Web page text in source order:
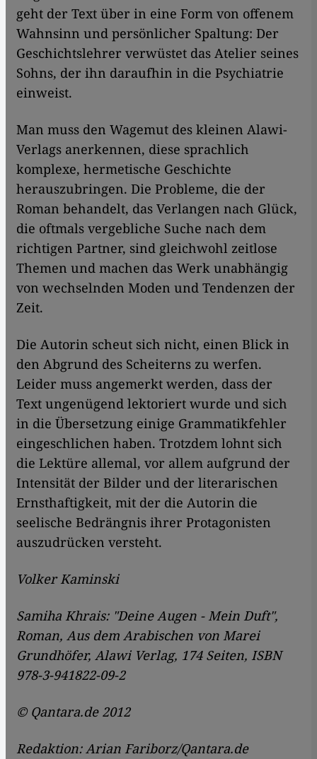
geht der Text über in eine Form von offenem
Wahnsinn und persönlicher Spaltung: Der
Geschichtslehrer verwüstet das Atelier seines
Sohns, der ihn daraufhin in die Psychiatrie
einweist.
Man muss den Wagemut des kleinen Alawi-
Verlags anerkennen, diese sprachlich
komplexe, hermetische Geschichte
herauszubringen. Die Probleme, die der
Roman behandelt, das Verlangen nach Glück,
die oftmals vergebliche Suche nach dem
richtigen Partner, sind gleichwohl zeitlose
Themen und machen das Werk unabhängig
von wechselnden Moden und Tendenzen der
Zeit.
Die Autorin scheut sich nicht, einen Blick in
den Abgrund des Scheiterns zu werfen.
Leider muss angemerkt werden, dass der
Text ungenügend lektoriert wurde und sich
in die Übersetzung einige Grammatikfehler
eingeschlichen haben. Trotzdem lohnt sich
die Lektüre allemal, vor allem aufgrund der
Intensität der Bilder und der literarischen
Ernsthaftigkeit, mit der die Autorin die
seelische Bedrängnis ihrer Protagonisten
auszudrücken versteht.
Volker Kaminski
Samiha Khrais: "Deine Augen - Mein Duft",
Roman, Aus dem Arabischen von Marei
Grundhöfer, Alawi Verlag, 174 Seiten, ISBN
978-3-941822-09-2
© Qantara.de 2012
Redaktion: Arian Fariborz/Qantara.de